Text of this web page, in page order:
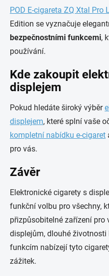
POD E-cigareta ZQ Xtal Pro
Edition se vyznačuje
bezpečnostními funkcemi,
používání.
Kde zakoupit
displejem
Pokud hledáte široký výběr
displejem, které splní vaše
kompletní nabídku e-cigaret
pro vás.
Závěr
Elektronické cigarety s
funkční volbu pro všechny,
přizpůsobitelné zařízení pro
displejům, dlouhé
funkcím nabízejí tyto
zážitek.